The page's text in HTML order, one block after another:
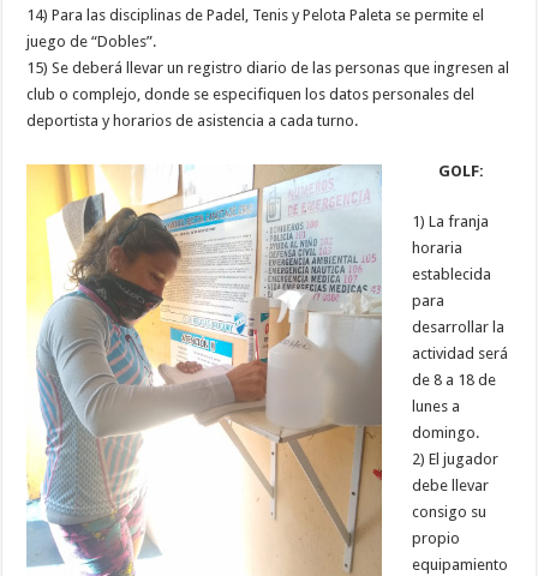
14) Para las disciplinas de Padel, Tenis y Pelota Paleta se permite el
juego de “Dobles”.
15) Se deberá llevar un registro diario de las personas que ingresen al
club o complejo, donde se especifiquen los datos personales del
deportista y horarios de asistencia a cada turno.
GOLF:
1) La franja
horaria
establecida
para
desarrollar la
actividad será
de 8 a 18 de
lunes a
domingo.
2) El jugador
debe llevar
consigo su
propio
equipamiento